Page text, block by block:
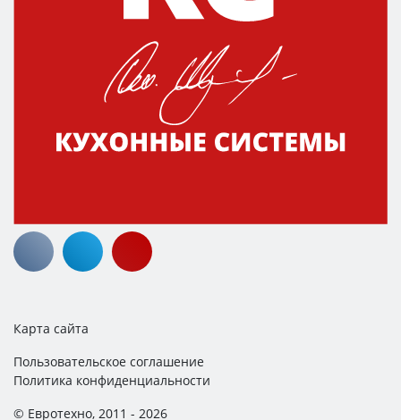
Карта сайта
Пользовательское соглашение
Политика конфиденциальности
© Евротехно, 2011 - 2026